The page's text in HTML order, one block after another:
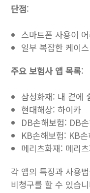
단점:
스마트폰 사용이
일부 복잡한 케이
주요 보험사 앱 목록:
삼성화재: 내 곁에
현대해상: 하이카
DB손해보험: DB
KB손해보험: KB손
메리츠화재: 메리
각 앱의 특징과 사용
비청구를 할 수 있습